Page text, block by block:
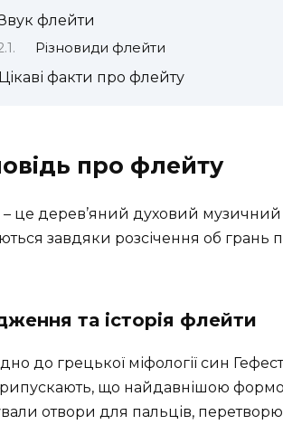
флейти
Різновиди флейти
Цікаві факти про флейту
про флейту
це дерев’яний духовий музичний
завдяки розсічення об грань
та історія флейти
до грецької міфології син
що найдавнішою
отвори для пальців,